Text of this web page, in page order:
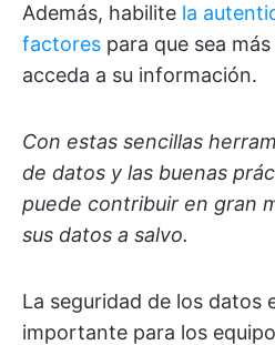
Además, habilite la
factores para que sea
acceda a su información.
Con estas sencillas
de datos y las buenas
puede contribuir en gran
sus datos a salvo.
La seguridad de los datos
importante para los